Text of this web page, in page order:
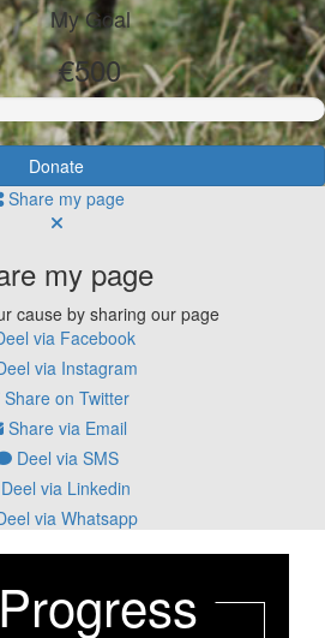
My Goal
€500
Donate
Share my page
my page
cause by sharing our page
via Facebook
via Instagram
Share on Twitter
Share via Email
Deel via SMS
Deel via Linkedin
via Whatsapp